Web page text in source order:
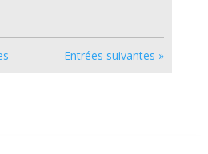
Entrées suivantes »